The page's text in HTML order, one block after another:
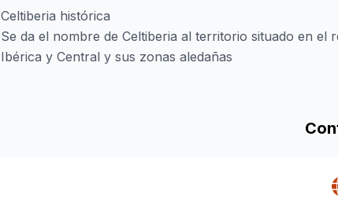
Celtiberia histórica
Se da el nombre de Celtiberia al territorio situado en
Ibérica y Central y sus zonas aledañas